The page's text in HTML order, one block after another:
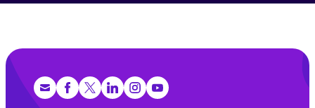
Facebook
X (Twitter)
LinkedInInstagram
YouTube